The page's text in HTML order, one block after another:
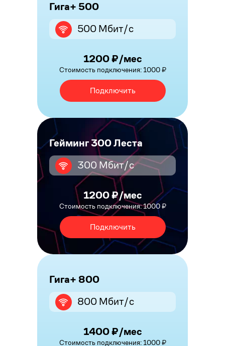
Гига+ 500
500 Мбит/с
1200 ₽/мес
Стоимость подключения: 1000 ₽
Подключить
Гейминг 300 Леста
300 Мбит/с
1200 ₽/мес
Стоимость подключения: 1000 ₽
Подключить
Гига+ 800
800 Мбит/с
1400 ₽/мес
Стоимость подключения: 1000 ₽